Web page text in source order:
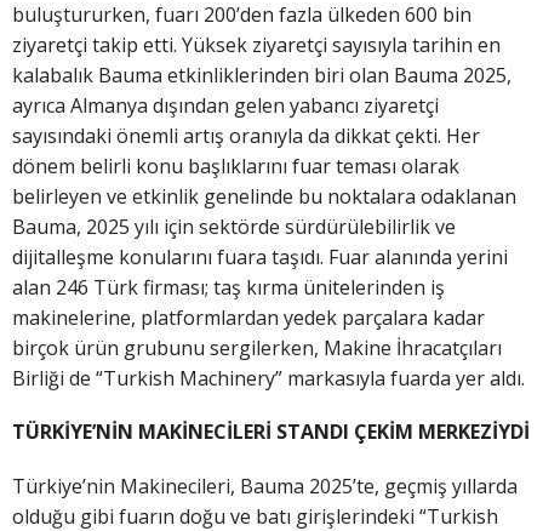
buluştururken, fuarı 200’den fazla ülkeden 600 bin
ziyaretçi takip etti. Yüksek ziyaretçi sayısıyla tarihin en
kalabalık Bauma etkinliklerinden biri olan Bauma 2025,
ayrıca Almanya dışından gelen yabancı ziyaretçi
sayısındaki önemli artış oranıyla da dikkat çekti. Her
dönem belirli konu başlıklarını fuar teması olarak
belirleyen ve etkinlik genelinde bu noktalara odaklanan
Bauma, 2025 yılı için sektörde sürdürülebilirlik ve
dijitalleşme konularını fuara taşıdı. Fuar alanında yerini
alan 246 Türk firması; taş kırma ünitelerinden iş
makinelerine, platformlardan yedek parçalara kadar
birçok ürün grubunu sergilerken, Makine İhracatçıları
Birliği de “Turkish Machinery” markasıyla fuarda yer aldı.
TÜRKİYE’NİN MAKİNECİLERİ STANDI ÇEKİM MERKEZİYDİ
Türkiye’nin Makinecileri, Bauma 2025’te, geçmiş yıllarda
olduğu gibi fuarın doğu ve batı girişlerindeki “Turkish